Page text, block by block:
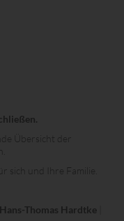
Übersicht der
sich und Ihre Familie.
Thomas Hardtke